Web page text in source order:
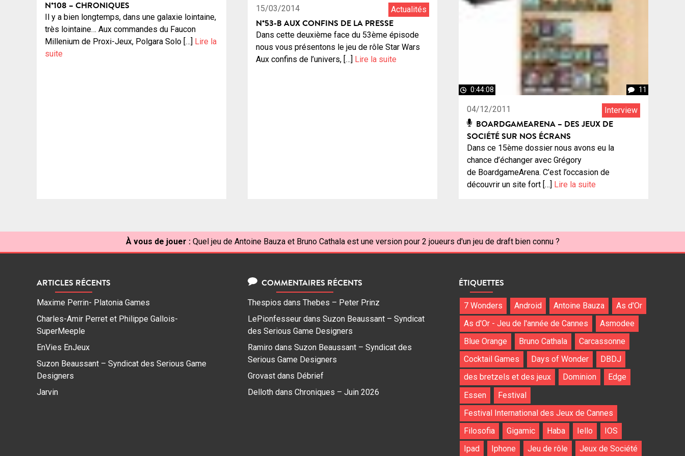
N°108 – CHRONIQUES
Il y a bien longtemps, dans une galaxie lointaine,
très lointaine… Aux commandes du Faucon
Millenium de Proxi-Jeux, Polgara Solo […]
Lire la
suite
15/03/2014 Actualités
N°53-B AUX CONFINS DE LA PRESSE
Dans cette deuxième face du 53ème épisode
nous vous présentons le jeu de rôle Star Wars
Aux confins de l’univers, […] Lire la suite
0:44:08 11
04/12/2011 Interview
BOARDGAMEARENA – DES JEUX DE
SOCIÉTÉ SUR NOS ÉCRANS
Dans ce 15ème dossier nous avons eu la
chance d’échanger avec Grégory
de BoardgameArena. C’est l’occasion de
découvrir un site fort […] Lire la suite
À vous de jouer : Quel jeu de Antoine Bauza et Bruno Cathala est une version pour 2 joueurs d'un jeu de draft bien connu ?
ARTICLES RÉCENTS
Maxime Perrin- Platonia Games
Charles-Amir Perret et Philippe Gallois-
SuperMeeple
EnVies EnJeux
Suzon Beaussant – Syndicat des Serious Game
Designers
Jarvin
COMMENTAIRES RÉCENTS
Thespios dans Thebes – Peter Prinz
LePionfesseur dans Suzon Beaussant – Syndicat
des Serious Game Designers
Ramiro dans Suzon Beaussant – Syndicat des
Serious Game Designers
Grovast dans Débrief
Delloth dans Chroniques – Juin 2026
ÉTIQUETTES
7 Wonders Android Antoine Bauza
As d'Or
As d'Or - Jeu de l'année de Cannes
Asmodee
Blue Orange
Bruno Cathala
Carcassonne
Cocktail Games
Days of Wonder
DBDJ
des bretzels et des jeux
Dominion
Edge
Essen
Festival
Festival International des Jeux de Cannes
Filosofia
Gigamic Haba Iello
IOS
Ipad
Iphone Jeu de rôle Jeux de Société